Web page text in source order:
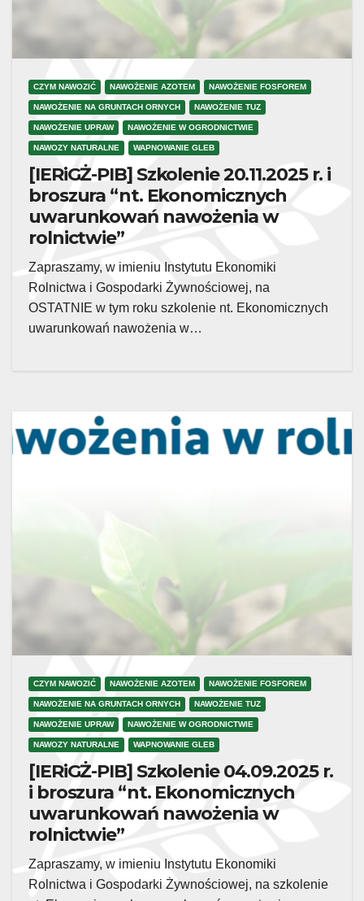
CZYM NAWOZIĆ NAWOŻENIE AZOTEM NAWOŻENIE FOSFOREM
NAWOŻENIE NA GRUNTACH ORNYCH NAWOŻENIE TUZ
NAWOŻENIE UPRAW NAWOŻENIE W OGRODNICTWIE
NAWOZY NATURALNE WAPNOWANIE GLEB
[IERiGŻ-PIB] Szkolenie 20.11.2025 r. i
broszura “nt. Ekonomicznych
uwarunkowań nawożenia w
rolnictwie”
Zapraszamy, w imieniu Instytutu Ekonomiki
Rolnictwa i Gospodarki Żywnościowej, na
OSTATNIE w tym roku szkolenie nt. Ekonomicznych
uwarunkowań nawożenia w…
CZYM NAWOZIĆ NAWOŻENIE AZOTEM NAWOŻENIE FOSFOREM
NAWOŻENIE NA GRUNTACH ORNYCH NAWOŻENIE TUZ
NAWOŻENIE UPRAW NAWOŻENIE W OGRODNICTWIE
NAWOZY NATURALNE WAPNOWANIE GLEB
[IERiGŻ-PIB] Szkolenie 04.09.2025 r.
i broszura “nt. Ekonomicznych
uwarunkowań nawożenia w
rolnictwie”
Zapraszamy, w imieniu Instytutu Ekonomiki
Rolnictwa i Gospodarki Żywnościowej, na szkolenie